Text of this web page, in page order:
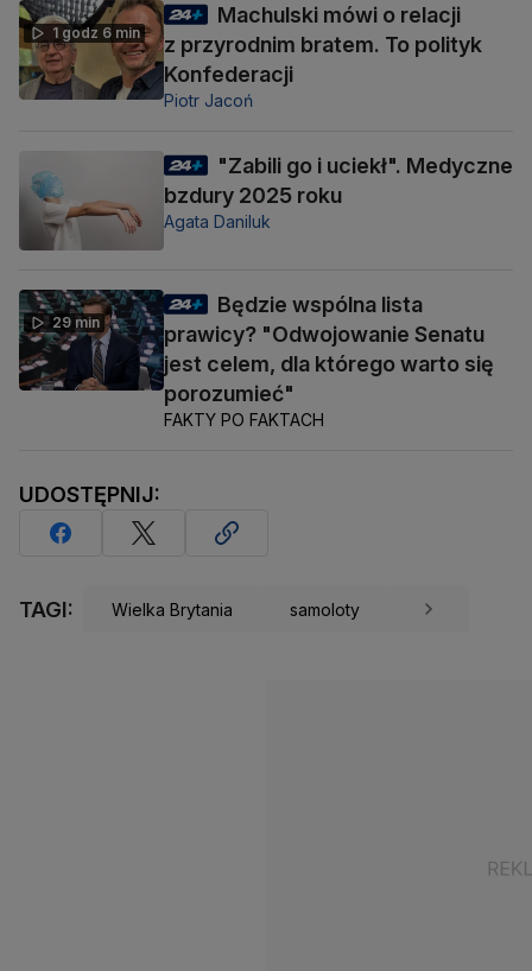
1 godz 6 min
Machulski mówi o relacji
z przyrodnim bratem. To polityk
Konfederacji
Piotr Jacoń
"Zabili go i uciekł". Medyczne
bzdury 2025 roku
Agata Daniluk
29 min
Będzie wspólna lista
prawicy? "Odwojowanie Senatu
jest celem, dla którego warto się
porozumieć"
FAKTY PO FAKTACH
UDOSTĘPNIJ:
TAGI: Wielka Brytania samoloty